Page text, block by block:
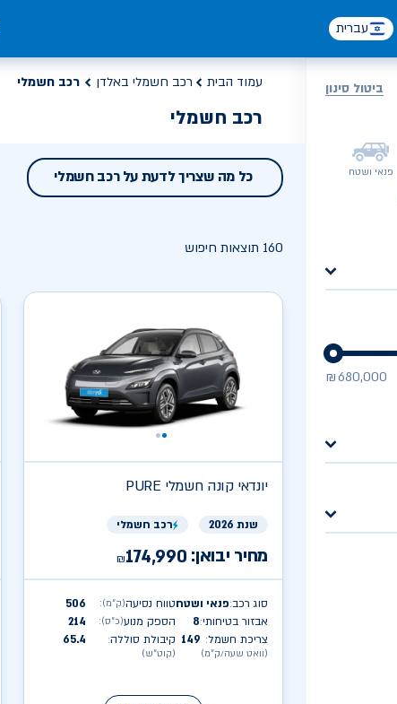
עברית
ביטול סינון
פנאי ושטח
₪680,000
עמוד הבית רכב חשמלי באלדן רכב חשמלי
רכב חשמלי
כל מה שצריך לדעת על רכב חשמלי
160 תוצאות חיפוש
יונדאיPURE קונה חשמלי
שנת 2026 רכב חשמלי
מחיר יבואן: ₪174,990
סוג רכב:פנאי ושטח
אבזור בטיחותי:
8
צריכת חשמל:
(וואט שעה/ק״מ)
149
טווח נסיעה(ק״מ):
506
הספק מנוע(כ״ס):
214
קיבולת סוללה:
(קוט״ש)
65.4